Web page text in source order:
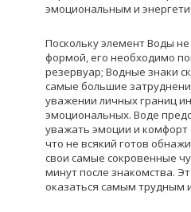
эмоциональным и
Поскольку элемент Воды
формой, его необходимо
резервуар; Водные знаки
самые большие
уважении личных границ
эмоциональных. Воде
уважать эмоции и
что не всякий готов
свои самые сокровенные
минут после знакомства.
оказаться самым трудным